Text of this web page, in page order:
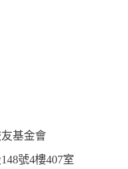
基金會
號4樓407室